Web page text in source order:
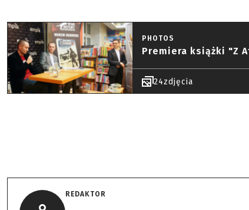
PHOTOS
Premiera książki "Z
24zdjęcia
REDAKTOR